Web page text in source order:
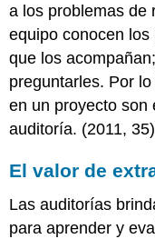
a los problemas de
equipo conocen
que los
preguntarles. Por
en un proyecto son
auditoría. (2011, 35)
El valor de
Las auditorías
para aprender y